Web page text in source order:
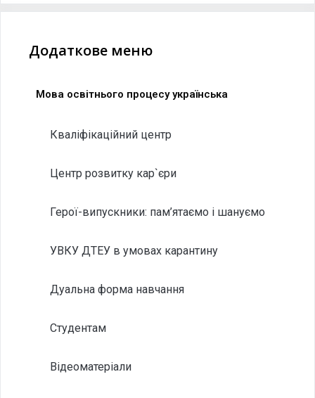
Додаткове меню
Мова освітнього процесу українська
Кваліфікаційний центр
Центр розвитку кар`єри
Герої-випускники: пам’ятаємо і шануємо
УВКУ ДТЕУ в умовах карантину
Дуальна форма навчання
Студентам
Відеоматеріали